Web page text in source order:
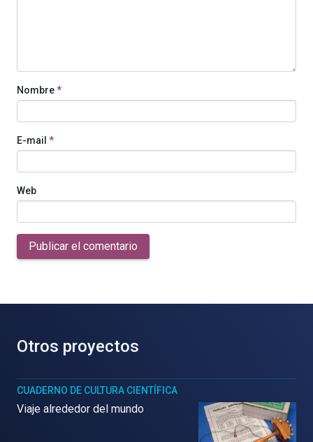
Nombre*
E-mail *
Web
Publicar el comentario
Otros proyectos
CUADERNO DE CULTURA CIENTÍFICA
Viaje alrededor del mundo